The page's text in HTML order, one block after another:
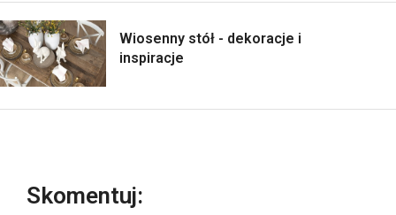
Wiosenny stół - dekoracje i
inspiracje
Skomentuj: